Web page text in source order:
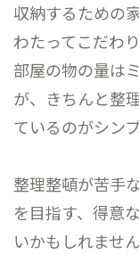
収納するための
わたってこだわり
部屋の物の量は
が、きちんと整
ているのがシン
整理整頓が苦手
を目指す、得意
いかもしれませ